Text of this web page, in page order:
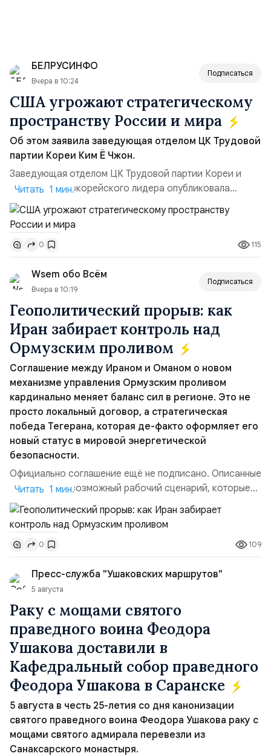
БЕЛРУСИНФО
Вчера в 10:24
Подписаться
США угрожают стратегическому
пространству России и мира
Об этом заявила заведующая отделом ЦК Трудовой
партии Кореи Ким Ё Чжон.
Заведующая отделом ЦК Трудовой партии Кореи и
сестра северокорейского лидера опубликовала
заявление для прессы в ответ на проведение Токио
совместных с флотом США запусков крылатых ракет
Томагавк.«Япония отбросила обманчивую видимость
„исключительно оборонительной страны“ и выносит
вопрос о собственном ядерном вооружении на
всеобщее обозрение, одновреме...
Читать 1 мин.
0 115
Wsem обо Всём
Вчера в 10:19
Подписаться
Геополитический прорыв: как
Иран забирает контроль над
Ормузским проливом
Соглашение между Ираном и Оманом о новом
механизме управления Ормузским проливом
кардинально меняет баланс сил в регионе. Это не
просто локальный договор, а стратегическая
победа Тегерана, которая де-факто оформляет его
новый статус в мировой энергетической
безопасности.
Официально соглашение ещё не подписано. Описанные
пункты — это возможный рабочий сценарий, которые
скорее всего будут реализованы.Разбираем ключевые
тезисы и последствия этого соглашения:. 1. Новые
доли контроля (75 на 25). Было: Ранее Иран и Оман
контролировали пролив на паритетных началах —
50/50. Стало: Новое соглашение закрепляет за
Ираном...
Читать 1 мин.
0 109
Пресс-служба "Ушаковских маршрутов"
5 августа
Раку с мощами святого
праведного воина Феодора
Ушакова доставили в
Кафедральный собор праведного
Феодора Ушакова в Саранске
5 августа в честь 25-летия со дня канонизации
святого праведного воина Феодора Ушакова раку с
мощами святого адмирала перевезли из
Санаксарского монастыря.